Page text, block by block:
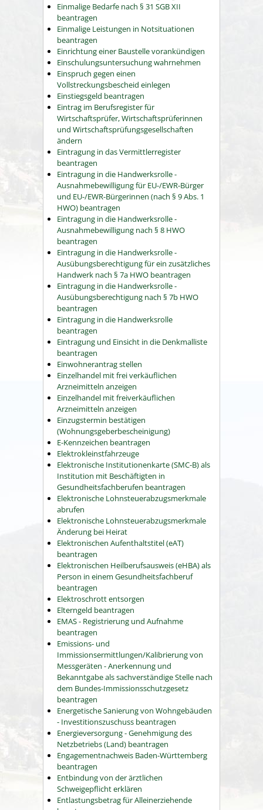
Einmalige Bedarfe nach § 31 SGB XII
beantragen
Einmalige Leistungen in Notsituationen
beantragen
Einrichtung einer Baustelle vorankündigen
Einschulungsuntersuchung wahrnehmen
Einspruch gegen einen
Vollstreckungsbescheid einlegen
Einstiegsgeld beantragen
Eintrag im Berufsregister für
Wirtschaftsprüfer, Wirtschaftsprüferinnen
und Wirtschaftsprüfungsgesellschaften
ändern
Eintragung in das Vermittlerregister
beantragen
Eintragung in die Handwerksrolle -
Ausnahmebewilligung für EU-/EWR-Bürger
und EU-/EWR-Bürgerinnen (nach § 9 Abs. 1
HWO) beantragen
Eintragung in die Handwerksrolle -
Ausnahmebewilligung nach § 8 HWO
beantragen
Eintragung in die Handwerksrolle -
Ausübungsberechtigung für ein zusätzliches
Handwerk nach § 7a HWO beantragen
Eintragung in die Handwerksrolle -
Ausübungsberechtigung nach § 7b HWO
beantragen
Eintragung in die Handwerksrolle
beantragen
Eintragung und Einsicht in die Denkmalliste
beantragen
Einwohnerantrag stellen
Einzelhandel mit frei verkäuflichen
Arzneimitteln anzeigen
Einzelhandel mit freiverkäuflichen
Arzneimitteln anzeigen
Einzugstermin bestätigen
(Wohnungsgeberbescheinigung)
E-Kennzeichen beantragen
Elektrokleinstfahrzeuge
Elektronische Institutionenkarte (SMC-B) als
Institution mit Beschäftigten in
Gesundheitsfachberufen beantragen
Elektronische Lohnsteuerabzugsmerkmale
abrufen
Elektronische Lohnsteuerabzugsmerkmale
Änderung bei Heirat
Elektronischen Aufenthaltstitel (eAT)
beantragen
Elektronischen Heilberufsausweis (eHBA) als
Person in einem Gesundheitsfachberuf
beantragen
Elektroschrott entsorgen
Elterngeld beantragen
EMAS - Registrierung und Aufnahme
beantragen
Emissions- und
Immissionsermittlungen/Kalibrierung von
Messgeräten - Anerkennung und
Bekanntgabe als sachverständige Stelle nach
dem Bundes-Immissionsschutzgesetz
beantragen
Energetische Sanierung von Wohngebäuden
- Investitionszuschuss beantragen
Energieversorgung - Genehmigung des
Netzbetriebs (Land) beantragen
Engagementnachweis Baden-Württemberg
beantragen
Entbindung von der ärztlichen
Schweigepflicht erklären
Entlastungsbetrag für Alleinerziehende